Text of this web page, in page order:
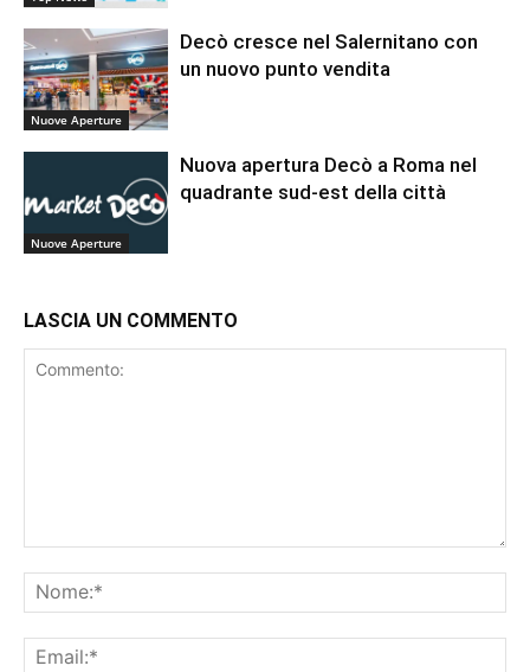
Nuove Aperture
Decò cresce nel Salernitano con
un nuovo punto vendita
Nuove Aperture
Nuova apertura Decò a Roma nel
quadrante sud-est della città
LASCIA UN COMMENTO